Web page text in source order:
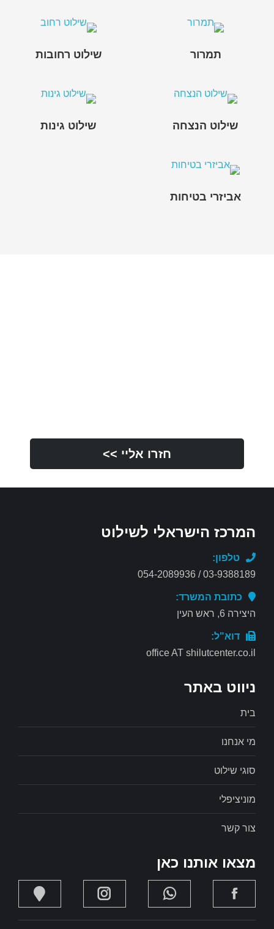
תמרור שילוט רחובות
שילוט הנצחה שילוט גינות
אביזרי בטיחות
המרכז הישראלי לשילוט
טלפון:
03-9388189 / 054-2089936
כתובת המשרד:
היצירה 6, ראש העין
דוא"ל:
office AT shilutcenter.co.il
ניווט באתר
בית
מי אנחנו
סוגי שילוט
מוניציפלי
צור קשר
מצאו אותנו כאן